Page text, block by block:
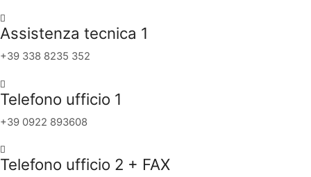
Assistenza tecnica 1
+39 338 8235 352
Telefono ufficio 1
+39 0922 893608
Telefono ufficio 2 + FAX